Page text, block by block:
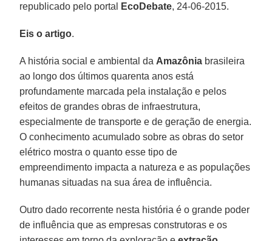
republicado pelo portal
EcoDebate, 24-06-2015.
Eis o artigo.
A história social e ambiental da Amazônia brasileira
ao longo dos últimos quarenta anos está
profundamente marcada pela instalação e pelos
efeitos de grandes obras de infraestrutura,
especialmente de transporte e de geração de energia.
O conhecimento acumulado sobre as obras do setor
elétrico mostra o quanto esse tipo de
empreendimento impacta a natureza e as populações
humanas situadas na sua área de influência.
Outro dado recorrente nesta história é o grande poder
de influência que as empresas construtoras e os